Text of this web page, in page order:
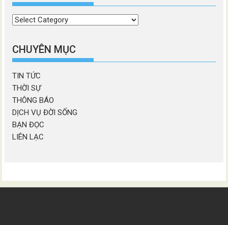
Chọn
mục
CHUYÊN MỤC
TIN TỨC
THỜI SỰ
THÔNG BÁO
DỊCH VỤ ĐỜI SỐNG
BẠN ĐỌC
LIÊN LẠC